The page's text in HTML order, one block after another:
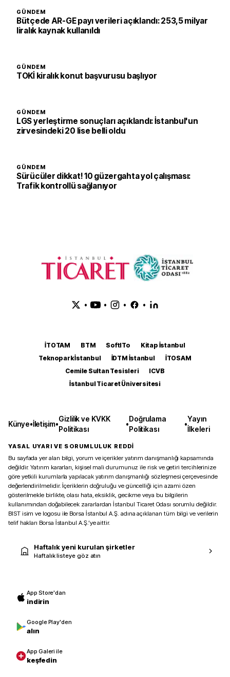
GÜNDEM
Bütçede AR-GE payı verileri açıklandı: 253,5 milyar
liralık kaynak kullanıldı
GÜNDEM
TOKİ kiralık konut başvurusu başlıyor
GÜNDEM
LGS yerleştirme sonuçları açıklandı: İstanbul'un
zirvesindeki 20 lise belli oldu
GÜNDEM
Sürücüler dikkat! 10 güzergahta yol çalışması:
Trafik kontrollü sağlanıyor
• • • •
İTOTAM BTM SoftITo
Kitap İstanbul
Teknopark İstanbul
İDTM İstanbul
İTOSAM
Cemile Sultan Tesisleri
ICVB
İstanbul Ticaret Üniversitesi
Künye•İletişim•
Gizlilik ve KVKK
Politikası
•
Doğrulama
Politikası
•
Yayın
İlkeleri
YASAL UYARI VE SORUMLULUK REDDİ
Bu sayfada yer alan bilgi, yorum ve içerikler yatırım danışmanlığı kapsamında
değildir. Yatırım kararları, kişisel mali durumunuz ile risk ve getiri tercihlerinize
göre yetkili kurumlarla yapılacak yatırım danışmanlığı sözleşmesi çerçevesinde
değerlendirilmelidir. İçeriklerin doğruluğu ve güncelliği için azami özen
gösterilmekle birlikte, olası hata, eksiklik, gecikme veya bu bilgilerin
kullanımından doğabilecek zararlardan İstanbul Ticaret Odası sorumlu değildir.
BIST isim ve logosu ile Borsa İstanbul A.Ş. adına açıklanan tüm bilgi ve verilerin
telif hakları Borsa İstanbul A.Ş.’ye aittir.
Haftalık yeni kurulan şirketler
Haftalık listeye göz atın
App Store'dan
indirin
Google Play'den
alın
App Galeri ile
keşfedin